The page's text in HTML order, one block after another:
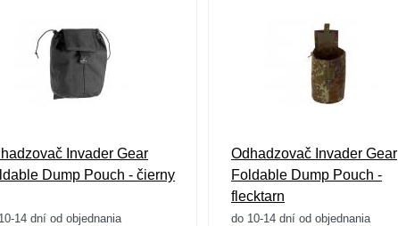
Invader Gear
Dump Pouch - čierny
14 dní od objednania
Odhadzovač Invader Gear
Foldable Dump Pouch -
flecktarn
do 10-14 dní od objednania